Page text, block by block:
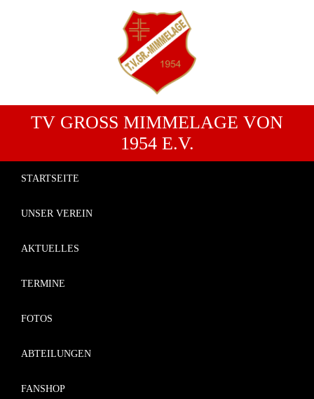
TV GROSS MIMMELAGE VON 1
954 E.V.
STARTSEITE
UNSER VEREIN
AKTUELLES
TERMINE
FOTOS
ABTEILUNGEN
FANSHOP